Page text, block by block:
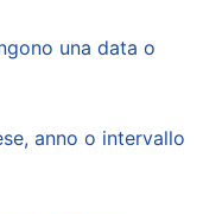
una data o
anno o intervallo